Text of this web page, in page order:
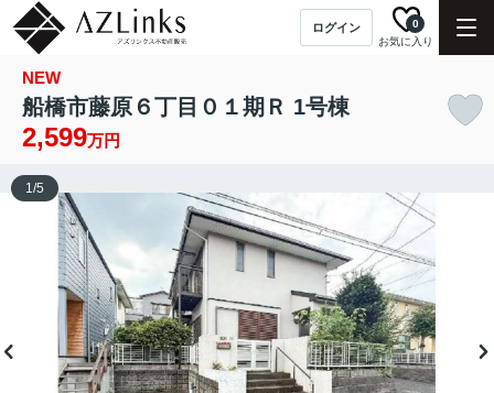
ログイン
お気に入り
0
NEW
船橋市藤原６丁目０１期Ｒ 1号棟
2,599万円
1/5